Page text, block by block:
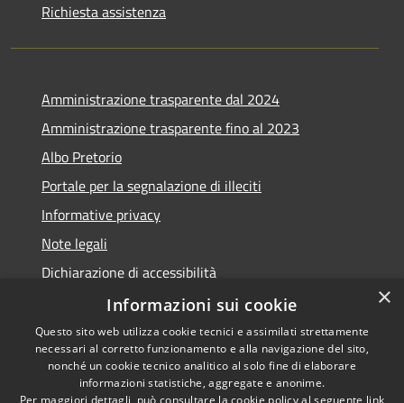
Richiesta assistenza
Amministrazione trasparente dal 2024
Amministrazione trasparente fino al 2023
Albo Pretorio
Portale per la segnalazione di illeciti
Informative privacy
Note legali
Dichiarazione di accessibilità
Segnalazioni di inaccessibilità
RSS Copyright © 2026 • Comune di
×
Informazioni sui cookie
Questo sito web utilizza cookie tecnici e assimilati strettamente
necessari al corretto funzionamento e alla navigazione del sito,
nonché un cookie tecnico analitico al solo fine di elaborare
informazioni statistiche, aggregate e anonime.
Per maggiori dettagli, può consultare la cookie policy al seguente link